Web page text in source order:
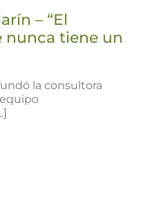
– “El
nunca tiene un
la consultora